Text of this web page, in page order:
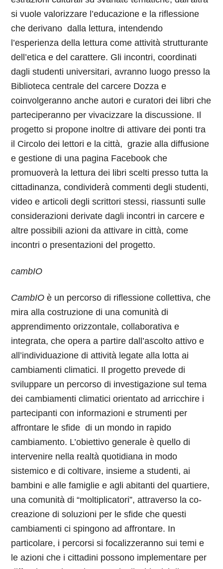
si vuole valorizzare l’educazione e la riflessione
che derivano dalla lettura, intendendo
l’esperienza della lettura come attività strutturante
dell’etica e del carattere. Gli incontri, coordinati
dagli studenti universitari, avranno luogo presso la
Biblioteca centrale del carcere Dozza e
coinvolgeranno anche autori e curatori dei libri che
parteciperanno per vivacizzare la discussione. Il
progetto si propone inoltre di attivare dei ponti tra
il Circolo dei lettori e la città, grazie alla diffusione
e gestione di una pagina Facebook che
promuoverà la lettura dei libri scelti presso tutta la
cittadinanza, condividerà commenti degli studenti,
video e articoli degli scrittori stessi, riassunti sulle
considerazioni derivate dagli incontri in carcere e
altre possibili azioni da attivare in città, come
incontri o presentazioni del progetto.
cambIO
CambIO è un percorso di riflessione collettiva, che
mira alla costruzione di una comunità di
apprendimento orizzontale, collaborativa e
integrata, che opera a partire dall’ascolto attivo e
all’individuazione di attività legate alla lotta ai
cambiamenti climatici. Il progetto prevede di
sviluppare un percorso di investigazione sul tema
dei cambiamenti climatici orientato ad arricchire i
partecipanti con informazioni e strumenti per
affrontare le sfide di un mondo in rapido
cambiamento. L’obiettivo generale è quello di
intervenire nella realtà quotidiana in modo
sistemico e di coltivare, insieme a studenti, ai
bambini e alle famiglie e agli abitanti del quartiere,
una comunità di “moltiplicatori”, attraverso la co-
creazione di soluzioni per le sfide che questi
cambiamenti ci spingono ad affrontare. In
particolare, i percorsi si focalizzeranno sui temi e
le azioni che i cittadini possono implementare per